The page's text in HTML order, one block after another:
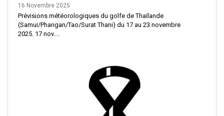
16 Novembre 2025
Prévisions météorologiques du golfe de Thaïlande
(Samui/Phangan/Tao/Surat Thani) du 17 au 23 novembre
2025. 17 nov....